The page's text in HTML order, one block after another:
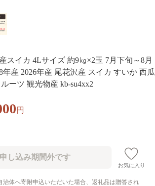
スイカ 4Lサイズ 約9㎏×2玉 7月下旬～8月
産 2026年産 尾花沢産 スイカ すいか 西瓜
ーツ 観光物産 kb-su4xx2
円
お気に入り
治体へ寄附申込いただいた場合、返礼品は贈答され